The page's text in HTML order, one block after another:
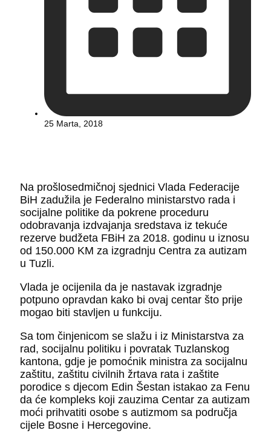
25 Marta, 2018
Na prošlosedmičnoj sjednici Vlada Federacije
BiH zadužila je Federalno ministarstvo rada i
socijalne politike da pokrene proceduru
odobravanja izdvajanja sredstava iz tekuće
rezerve budžeta FBiH za 2018. godinu u iznosu
od 150.000 KM za izgradnju Centra za autizam
u Tuzli.
Vlada je ocijenila da je nastavak izgradnje
potpuno opravdan kako bi ovaj centar što prije
mogao biti stavljen u funkciju.
Sa tom činjenicom se slažu i iz Ministarstva za
rad, socijalnu politiku i povratak Tuzlanskog
kantona, gdje je pomoćnik ministra za socijalnu
zaštitu, zaštitu civilnih žrtava rata i zaštite
porodice s djecom Edin Šestan istakao za Fenu
da će kompleks koji zauzima Centar za autizam
moći prihvatiti osobe s autizmom sa područja
cijele Bosne i Hercegovine.